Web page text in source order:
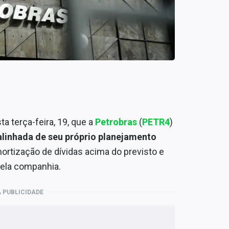
terça-feira, 19, que a Petrobras (PETR4)
de seu próprio planejamento
de dívidas acima do previsto e
companhia.
PUBLICIDADE